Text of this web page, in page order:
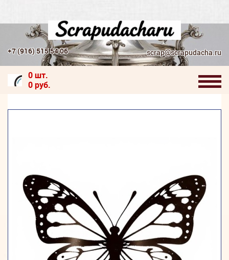
+7 (916) 515 54 06 scrap@scrapudacha.ru
0 шт.
0 руб.